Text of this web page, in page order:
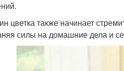
цветка также начинает
силы на домашние дела и